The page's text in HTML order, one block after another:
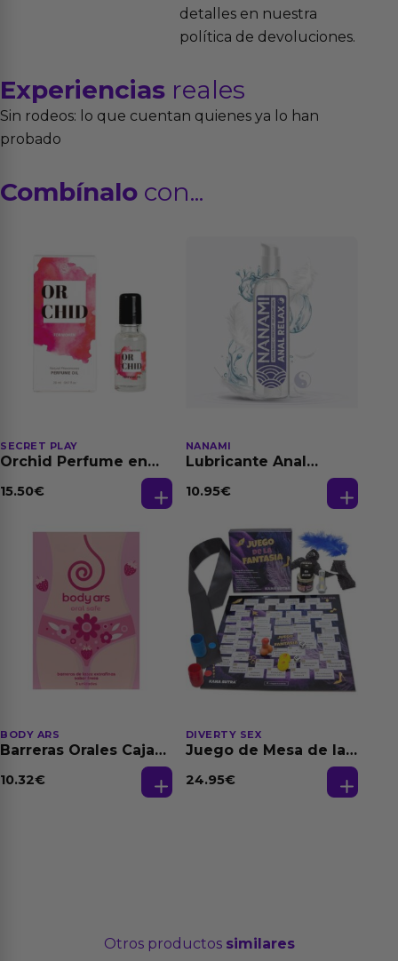
detalles en nuestra
política de devoluciones.
Experiencias reales
Sin rodeos: lo que cuentan quienes ya lo han
probado
Combínalo con...
SECRET PLAY
Orchid Perfume en
Feromonas 20 ml
15.50€
NANAMI
Lubricante Anal
Dilatación Base Agua
10.95€
BODY ARS
Barreras Orales Caja
10.32€
DIVERTY SEX
Juego de Mesa de las
24.95€
Otros productos similares